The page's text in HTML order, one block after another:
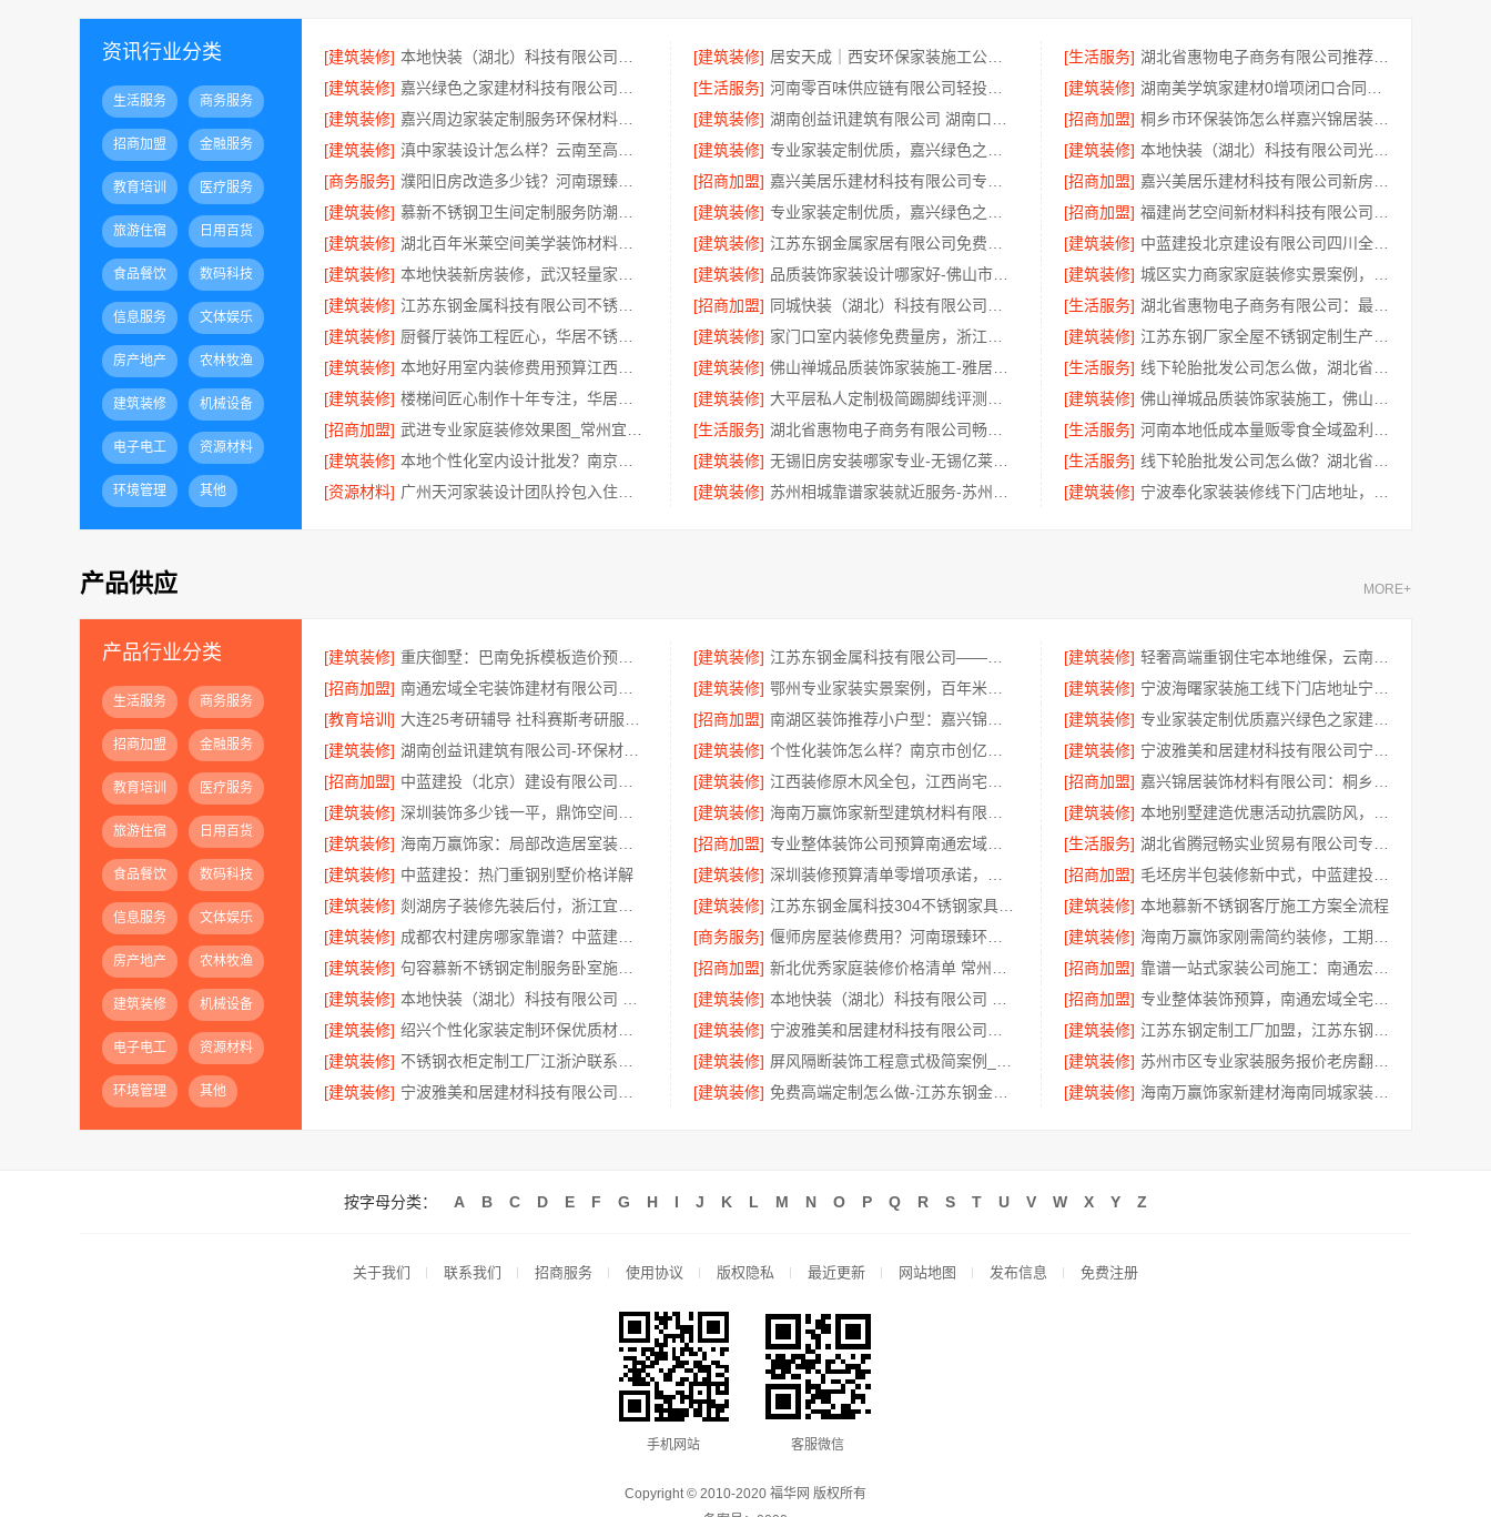
资讯行业分类
生活服务 商务服务
招商加盟 金融服务
教育培训 医疗服务
旅游住宿 日用百货
食品餐饮 数码科技
信息服务 文体娱乐
房产地产 农林牧渔
建筑装修 机械设备
电子电工 资源材料
环境管理 其他
[建筑装修] [建筑装修] [生活服务]
湖北省惠物电子商务有限公司推荐母婴用品厂家优缺点分享
[建筑装修]
[生活服务] [建筑装修]
[建筑装修]
[建筑装修] [招商加盟]
桐乡市环保装饰怎么样嘉兴锦居装饰材料有限公司
[建筑装修]
[建筑装修] [建筑装修]
本地快装（湖北）科技有限公司光谷极速装居家装修毛坯房
[商务服务]
[招商加盟] [招商加盟]
[建筑装修]
[建筑装修] [招商加盟]
[建筑装修]
[建筑装修] [建筑装修]
中蓝建投北京建设有限公司四川全包重钢别墅婚房布置
[建筑装修]
[建筑装修] [建筑装修]
[建筑装修]
[招商加盟] [生活服务]
湖北省惠物电子商务有限公司：最新生鲜食品网站价格一览
[建筑装修]
[建筑装修] [建筑装修]
[建筑装修]
[建筑装修] [生活服务]
[建筑装修]
[建筑装修] [建筑装修]
[招商加盟]
[生活服务] [生活服务]
[建筑装修]
[建筑装修] [生活服务]
[资源材料]
[建筑装修] [建筑装修]
产品供应 MORE+
产品行业分类
生活服务 商务服务
招商加盟 金融服务
教育培训 医疗服务
旅游住宿 日用百货
食品餐饮 数码科技
信息服务 文体娱乐
房产地产 农林牧渔
建筑装修 机械设备
电子电工 资源材料
环境管理 其他
[建筑装修] [建筑装修] [建筑装修]
轻奢高端重钢住宅本地维保，云南晟构建筑建材有限公司贴心服务
[招商加盟]
[建筑装修] [建筑装修]
[教育培训]
[招商加盟] [建筑装修]
专业家装定制优质嘉兴绿色之家建材科技有限公司
[建筑装修]
[建筑装修] [建筑装修]
[招商加盟]
[建筑装修] [招商加盟]
[建筑装修]
[建筑装修] [建筑装修]
[建筑装修]
[招商加盟] [生活服务]
[建筑装修] 中蓝建投：热门重钢别墅价格详解 [建筑装修] [招商加盟]
毛坯房半包装修新中式，中蓝建投精工细作
[建筑装修]
[建筑装修] [建筑装修] 本地慕新不锈钢客厅施工方案全流程
[建筑装修]
[商务服务] [建筑装修]
[建筑装修]
[招商加盟] [招商加盟]
[建筑装修]
[建筑装修] [招商加盟]
[建筑装修]
[建筑装修] [建筑装修]
[建筑装修]
[建筑装修] [建筑装修]
[建筑装修]
[建筑装修] [建筑装修] 海南万赢饰家新建材海南同城家装免费勘测
按字母分类： A B C D E F G H I J K L M N O P Q R S T U V W X Y Z
关于我们 联系我们 招商服务 使用协议 版权隐私 最近更新 网站地图 发布信息 免费注册
手机网站 客服微信
Copyright © 2010-2020 福华网 版权所有